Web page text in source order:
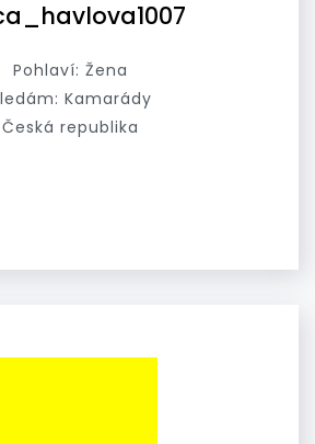
Pohlaví: Žena
Kamarády
Česká republika